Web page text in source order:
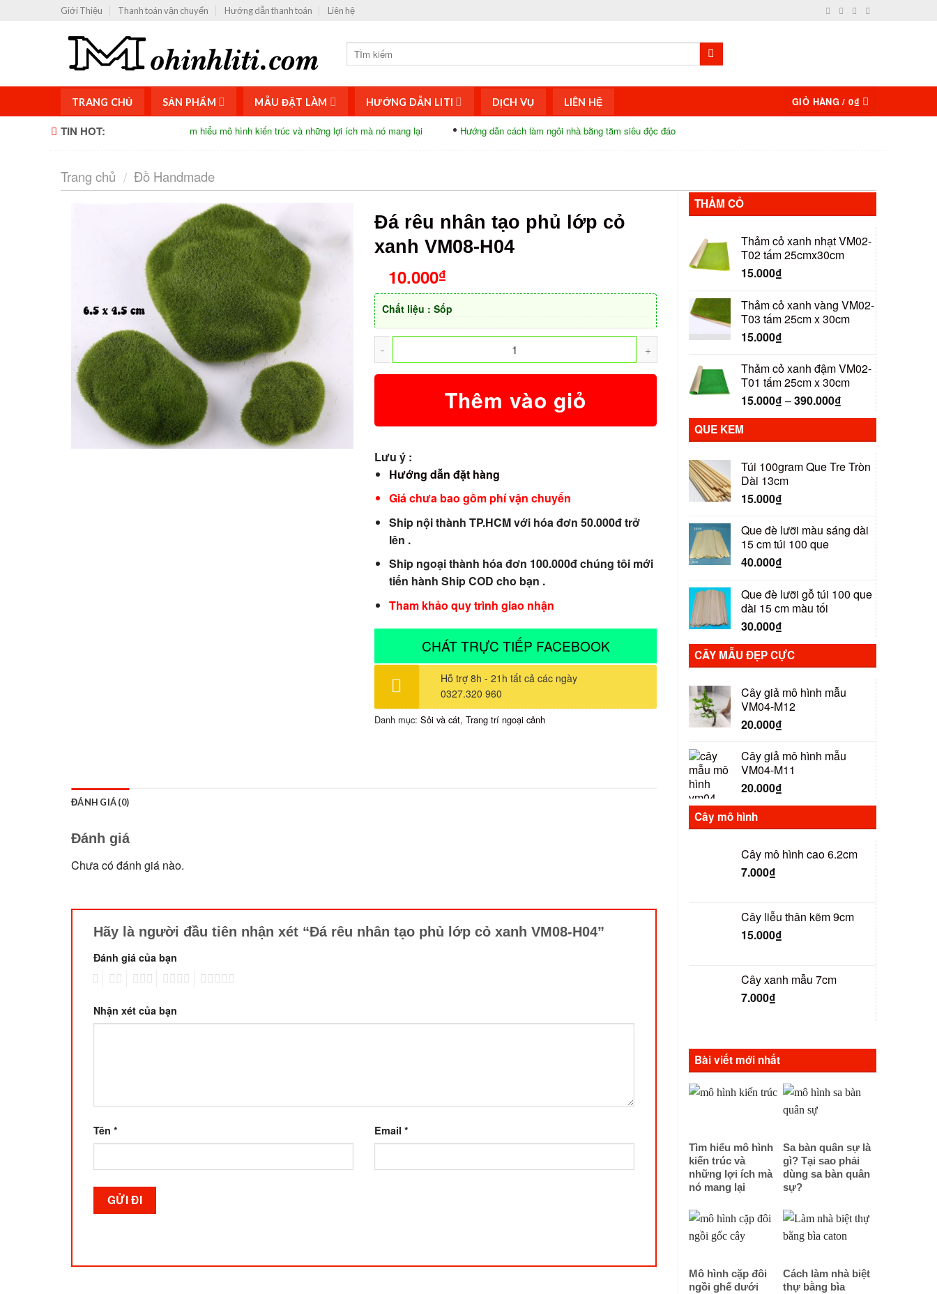
Giới Thiệu Thanh toán vận chuyển Hướng dẫn thanh toán Liên hệ
TRANG CHỦ SẢN PHẨM MẪU ĐẶT LÀM HƯỚNG DẪN LITI DỊCH VỤ LIÊN HỆ GIỎ HÀNG /0₫
TIN HOT: Tìm hiểu mô hình kiến trúc và những lợi ích mà nó mang lại Hướng dẫn cách làm ngôi nhà bằng tăm siêu độc đáo Sa bàn quân sự là gì? Tại sao phải dùng sa bàn quân sự?
Trang chủ / Đồ Handmade
Đá rêu nhân tạo phủ lớp cỏ
xanh VM08-H04
10.000₫
Chất liệu : Sốp
Thêm vào giỏ
Lưu ý :
Hướng dẫn đặt hàng
Giá chưa bao gồm phí vận chuyển
Ship nội thành TP.HCM với hóa đơn 50.000đ trở
lên .
Ship ngoại thành hóa đơn 100.000đ chúng tôi mới
tiến hành Ship COD cho bạn .
Tham khảo quy trình giao nhận
CHÁT TRỰC TIẾP FACEBOOK
Hỗ trợ 8h - 21h tất cả các ngày
0327.320 960
Danh mục: Sỏi và cát, Trang trí ngoại cảnh
ĐÁNH GIÁ (0)
Đánh giá
Chưa có đánh giá nào.
Hãy là người đầu tiên nhận xét “Đá rêu nhân tạo phủ lớp cỏ xanh VM08-H04”
Đánh giá của bạn
Nhận xét của bạn
Tên * Email *
THẢM CỎ
Thảm cỏ xanh nhạt VM02-
T02 tấm 25cmx30cm
15.000₫
Thảm cỏ xanh vàng VM02-
T03 tấm 25cm x 30cm
15.000₫
Thảm cỏ xanh đậm VM02-
T01 tấm 25cm x 30cm
15.000₫ –390.000₫
QUE KEM
Túi 100gram Que Tre Tròn
Dài 13cm
15.000₫
Que đè lưỡi màu sáng dài
15 cm túi 100 que
40.000₫
Que đè lưỡi gỗ túi 100 que
dài 15 cm màu tối
30.000₫
CÂY MẪU ĐẸP CỰC
Cây giả mô hình mẫu
VM04-M12
20.000₫
Cây giả mô hình mẫu
VM04-M11
20.000₫
Cây mô hình
Cây mô hình cao 6.2cm
7.000₫
Cây liễu thân kẽm 9cm
15.000₫
Cây xanh mẫu 7cm
7.000₫
Bài viết mới nhất
Tìm hiểu mô hình
kiến trúc và
những lợi ích mà
nó mang lại
Sa bàn quân sự là
gì? Tại sao phải
dùng sa bàn quân
sự?
Mô hình cặp đôi
ngồi ghế dưới
Cách làm nhà biệt
thự bằng bìa